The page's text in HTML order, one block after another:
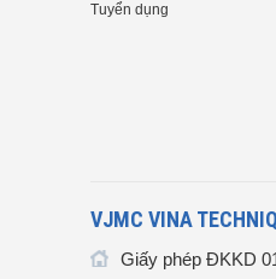
Tuyển dụng
VJMC VINA
Giấy phép ĐKKD